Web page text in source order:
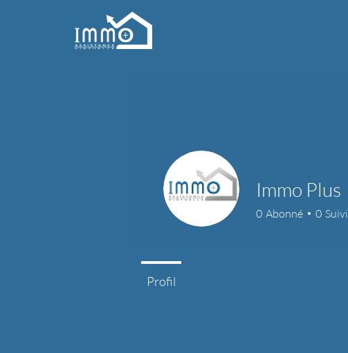
Immo Plus
0 Abonné 0 Suivi
Profil